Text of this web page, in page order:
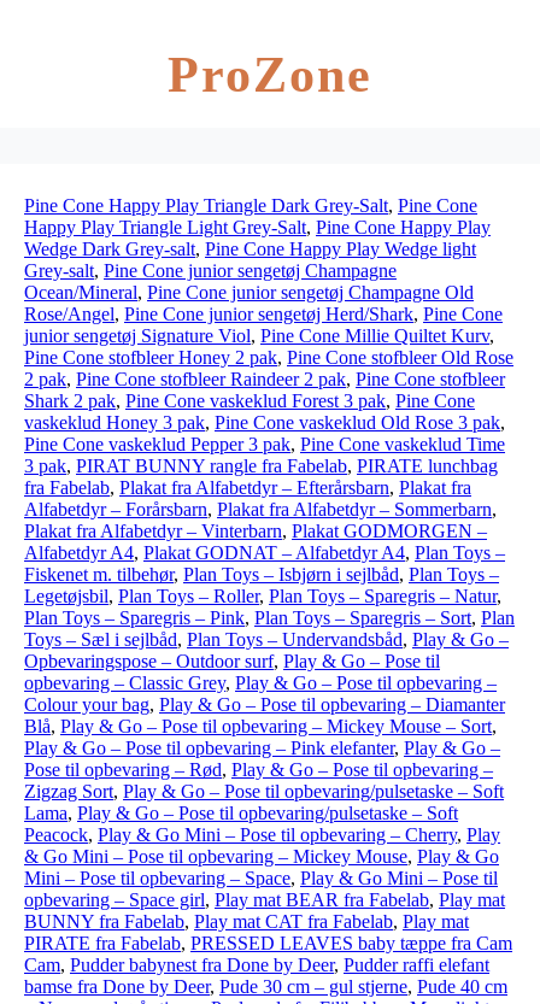
ProZone
Pine Cone Happy Play Triangle Dark Grey-Salt, Pine Cone
Happy Play Triangle Light Grey-Salt, Pine Cone Happy Play
Wedge Dark Grey-salt, Pine Cone Happy Play Wedge light
Grey-salt, Pine Cone junior sengetøj Champagne
Ocean/Mineral, Pine Cone junior sengetøj Champagne Old
Rose/Angel, Pine Cone junior sengetøj Herd/Shark, Pine Cone
junior sengetøj Signature Viol, Pine Cone Millie Quiltet Kurv,
Pine Cone stofbleer Honey 2 pak, Pine Cone stofbleer Old Rose
2 pak, Pine Cone stofbleer Raindeer 2 pak, Pine Cone stofbleer
Shark 2 pak, Pine Cone vaskeklud Forest 3 pak, Pine Cone
vaskeklud Honey 3 pak, Pine Cone vaskeklud Old Rose 3 pak,
Pine Cone vaskeklud Pepper 3 pak, Pine Cone vaskeklud Time
3 pak, PIRAT BUNNY rangle fra Fabelab, PIRATE lunchbag
fra Fabelab, Plakat fra Alfabetdyr – Efterårsbarn, Plakat fra
Alfabetdyr – Forårsbarn, Plakat fra Alfabetdyr – Sommerbarn,
Plakat fra Alfabetdyr – Vinterbarn, Plakat GODMORGEN –
Alfabetdyr A4, Plakat GODNAT – Alfabetdyr A4, Plan Toys –
Fiskenet m. tilbehør, Plan Toys – Isbjørn i sejlbåd, Plan Toys –
Legetøjsbil, Plan Toys – Roller, Plan Toys – Sparegris – Natur,
Plan Toys – Sparegris – Pink, Plan Toys – Sparegris – Sort, Plan
Toys – Sæl i sejlbåd, Plan Toys – Undervandsbåd, Play & Go –
Opbevaringspose – Outdoor surf, Play & Go – Pose til
opbevaring – Classic Grey, Play & Go – Pose til opbevaring –
Colour your bag, Play & Go – Pose til opbevaring – Diamanter
Blå, Play & Go – Pose til opbevaring – Mickey Mouse – Sort,
Play & Go – Pose til opbevaring – Pink elefanter, Play & Go –
Pose til opbevaring – Rød, Play & Go – Pose til opbevaring –
Zigzag Sort, Play & Go – Pose til opbevaring/pulsetaske – Soft
Lama, Play & Go – Pose til opbevaring/pulsetaske – Soft
Peacock, Play & Go Mini – Pose til opbevaring – Cherry, Play
& Go Mini – Pose til opbevaring – Mickey Mouse, Play & Go
Mini – Pose til opbevaring – Space, Play & Go Mini – Pose til
opbevaring – Space girl, Play mat BEAR fra Fabelab, Play mat
BUNNY fra Fabelab, Play mat CAT fra Fabelab, Play mat
PIRATE fra Fabelab, PRESSED LEAVES baby tæppe fra Cam
Cam, Pudder babynest fra Done by Deer, Pudder raffi elefant
bamse fra Done by Deer, Pude 30 cm – gul stjerne, Pude 40 cm